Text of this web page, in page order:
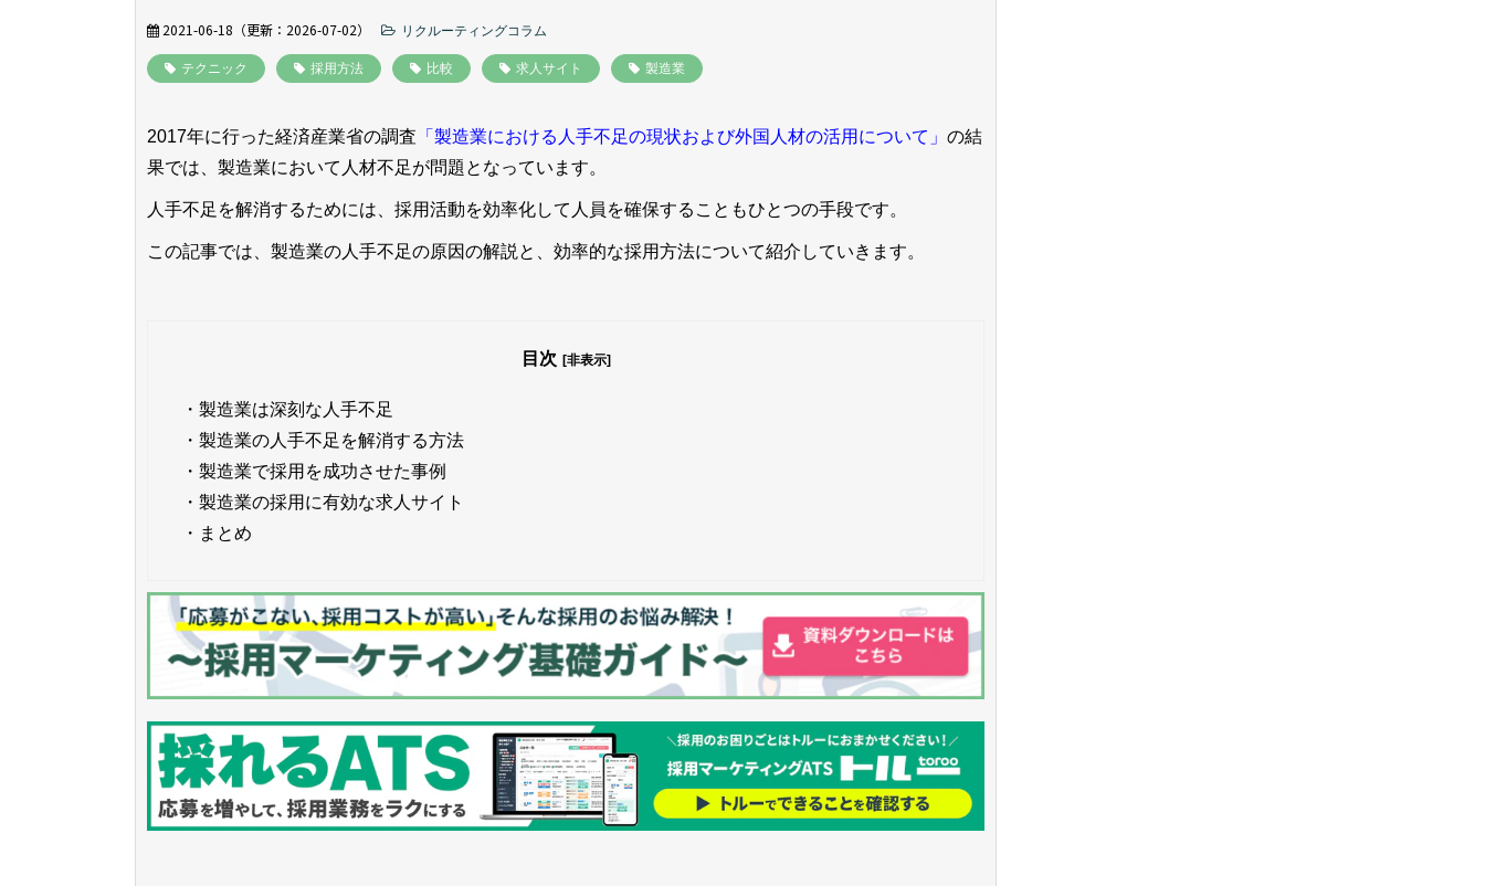
2021-06-18 （更新： 2026-07-02） リクルーティングコラム
テクニック 採用方法 比較 求人サイト 製造業
2017年に行った経済産業省の調査 「製造業における人手不足の現状および外国人材の活用について」 の結
果では、製造業において人材不足が問題となっています。
人手不足を解消するためには、採用活動を効率化して人員を確保することもひとつの手段です。
この記事では、製造業の人手不足の原因の解説と、効率的な採用方法について紹介していきます。
目次 [非表示]
・ 製造業は深刻な人手不足
・ 製造業の人手不足を解消する方法
・ 製造業で採用を成功させた事例
・ 製造業の採用に有効な求人サイト
・ まとめ